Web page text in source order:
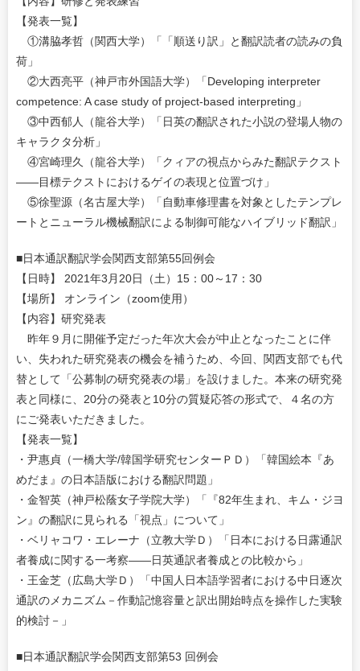
【発表一覧】
①溝脇孝哲（関西大学）「「順送り訳」と翻訳読者の読みの負
荷」
②大西亮平（神戸市外国語大学）「Developing interpreter
competence: A case study of project-based interpreting」
③中西郁人（龍谷大学）「日英の翻訳された小説の登場人物の
キャラクタ分析」
④宮崎理久（龍谷大学）「クィアの視点からみた翻訳テクスト
――目標テクストにおけるゲイの表現と位置づけ」
⑤徐聖源（名古屋大学）「自動車修理書を対象としたテンプレ
ートとニューラル機械翻訳による制御可能なハイブリッド翻訳」
■日本通訳翻訳学会関西支部第55回例会
【日時】 2021年3月20日（土）15：00～17：30
【場所】 オンライン（zoom使用）
【内容】研究発表
昨年９月に開催予定だった年次大会が中止となったことに伴
い、失われた研究発表の機会を補うため、今回、関西支部でも代
替として「公募制の研究発表の場」を設けました。本来の研究発
表と同様に、20分の発表と10分の質疑応答の形式で、４名の方
にご発表いただきました。
【発表一覧】
・尹惠貞（一橋大学/韓国学研究センターＰＤ）「韓国絵本『あ
めだま』の日本語版における翻訳問題」
・金智英（神戸松蔭女子学院大学）「『82年生まれ、キム・ジヨ
ン』の翻訳に見られる「視点」について」
・ベリャコワ・エレーナ（立教大学Ｄ）「日本における日露通訳
者養成に関する一考察――日英通訳者養成との比較から」
・王金芝（広島大学Ｄ）「中国人日本語学習者における中日逐次
通訳のメカニズム－作動記憶容量と訳出開始時点を操作した実験
的検討－」
■日本通訳翻訳学会関西支部第53 回例会